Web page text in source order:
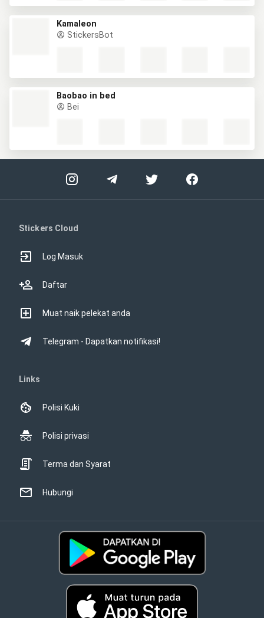
Kamaleon
StickersBot
Baobao in bed
Bei
Stickers Cloud
Log Masuk
Daftar
Muat naik pelekat anda
Telegram - Dapatkan notifikasi!
Links
Polisi Kuki
Polisi privasi
Terma dan Syarat
Hubungi